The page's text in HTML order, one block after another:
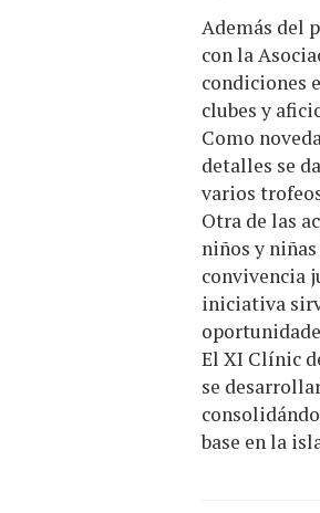
Además del
con la
condiciones
clubes y
Como
detalles se
varios
Otra de las
niños y
convivencia
iniciativa
El XI Clínic
se
base en la